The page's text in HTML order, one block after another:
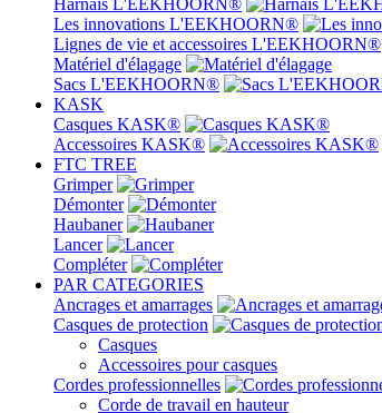
Harnais L'EEKHOORN®
Les innovations L'EEKHOORN®
Lignes de vie et accessoires L'EEKHOORN®
Matériel d'élagage
Sacs L'EEKHOORN®
KASK
Casques KASK®
Accessoires KASK®
FTC TREE
Grimper
Démonter
Haubaner
Lancer
Compléter
PAR CATEGORIES
Ancrages et amarrages
Casques de protection
Casques
Accessoires pour casques
Cordes professionnelles
Corde de travail en hauteur